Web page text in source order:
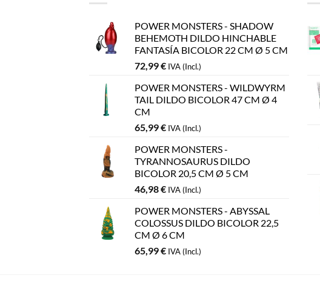
POWER MONSTERS - SHADOW
BEHEMOTH DILDO HINCHABLE
FANTASÍA BICOLOR 22 CM Ø 5 CM
72,99€ IVA (Incl.)
POWER MONSTERS - WILDWYRM
TAIL DILDO BICOLOR 47 CM Ø 4
CM
65,99€ IVA (Incl.)
POWER MONSTERS -
TYRANNOSAURUS DILDO
BICOLOR 20,5 CM Ø 5 CM
46,98€ IVA (Incl.)
POWER MONSTERS - ABYSSAL
COLOSSUS DILDO BICOLOR 22,5
CM Ø 6 CM
65,99€ IVA (Incl.)